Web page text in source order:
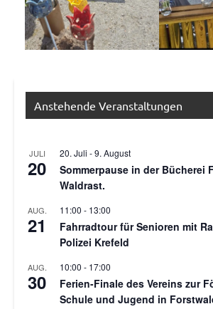
Allgemein
Veranstaltungen
Anstehende Veranstaltungen
JULI
20
20. Juli -9. August
Sommerpause in der Bücherei
Waldrast.
AUG.
21
11:00 - 13:00
Fahrradtour für Senioren mit
Polizei Krefeld
AUG.
30
10:00 - 17:00
Ferien-Finale des Vereins zur
Schule und Jugend in